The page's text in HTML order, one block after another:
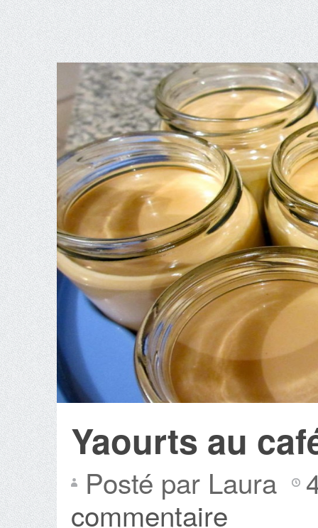
Yaourts au
Posté par Laura
commentaire